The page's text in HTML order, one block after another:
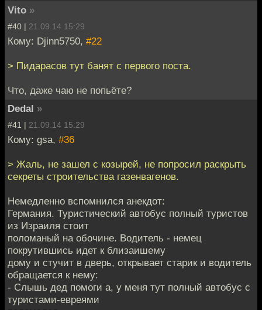
Vito »
#40 | 21.09.14 15:29
Кому: Djinn5750, #22
> Пидарасов тут банят с первого поста.
Что, даже чаю не попьёте?
Dedal »
#41 | 21.09.14 15:29
Кому: gsa, #36
> Жаль, не зашел с козырей, не попросил раскрыть
секреты строительства газенвагенов.
Немедленно вспомнился анекдот:
Германия. Туристический автобус полный туристов
из Израиля стоит
поломаный на обочине. Водитель - немец
покрутившись идет к близаишему
дому и стучит в дверь, открывает старик и водитель
обращается к нему:
- Слышь дед помоги а, у меня тут полный автобус с
туристами-евреями